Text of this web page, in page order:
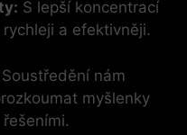
S lepší koncentrací
a efektivněji.
Soustředění nám
myšlenky